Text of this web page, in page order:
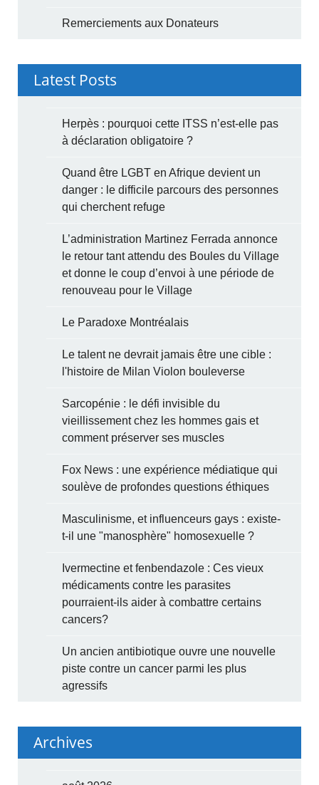
Remerciements aux Donateurs
Latest Posts
Herpès : pourquoi cette ITSS n’est-elle pas
à déclaration obligatoire ?
Quand être LGBT en Afrique devient un
danger : le difficile parcours des personnes
qui cherchent refuge
L’administration Martinez Ferrada annonce
le retour tant attendu des Boules du Village
et donne le coup d’envoi à une période de
renouveau pour le Village
Le Paradoxe Montréalais
Le talent ne devrait jamais être une cible :
l'histoire de Milan Violon bouleverse
Sarcopénie : le défi invisible du
vieillissement chez les hommes gais et
comment préserver ses muscles
Fox News : une expérience médiatique qui
soulève de profondes questions éthiques
Masculinisme, et influenceurs gays : existe-
t-il une "manosphère" homosexuelle ?
Ivermectine et fenbendazole : Ces vieux
médicaments contre les parasites
pourraient-ils aider à combattre certains
cancers?
Un ancien antibiotique ouvre une nouvelle
piste contre un cancer parmi les plus
agressifs
Archives